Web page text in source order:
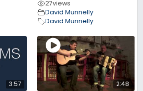
27views
David Munnelly
David Munnelly
3:57 2:48